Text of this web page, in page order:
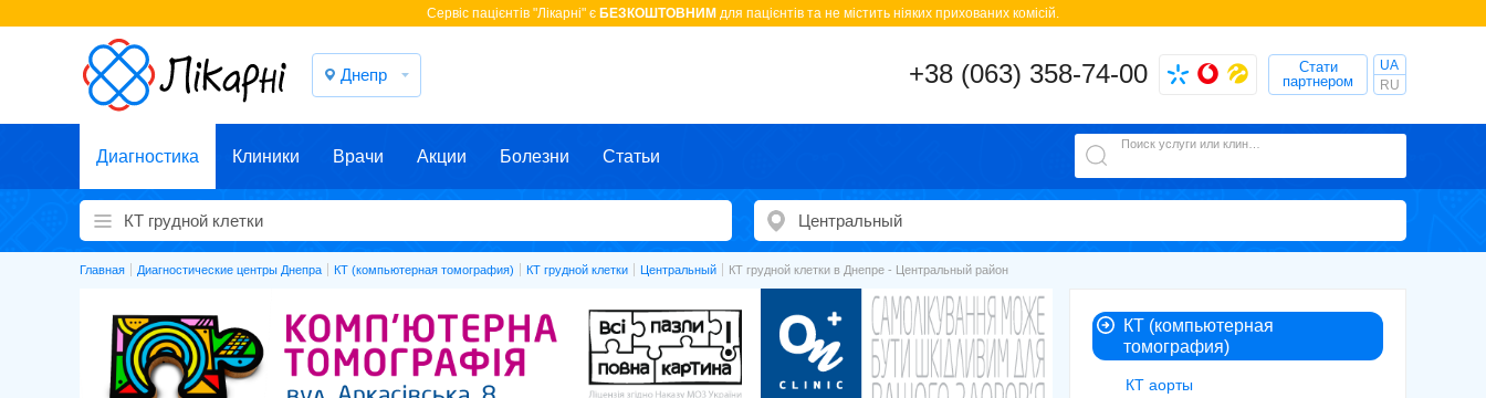
Cервіс пацієнтів "Лікарні" є БЕЗКОШТОВНИМ для пацієнтів та не містить ніяких прихованих комісій.
Днепр +38 (063) 358-74-00
Стати
партнером
UA
RU
Диагностика Клиники Врачи Акции Болезни Статьи
Главная Диагностические центры Днепра КТ (компьютерная томография) КТ грудной клетки Центральный КТ грудной клетки в Днепре - Центральный район
КТ (компьютерная
томография)
КТ аорты